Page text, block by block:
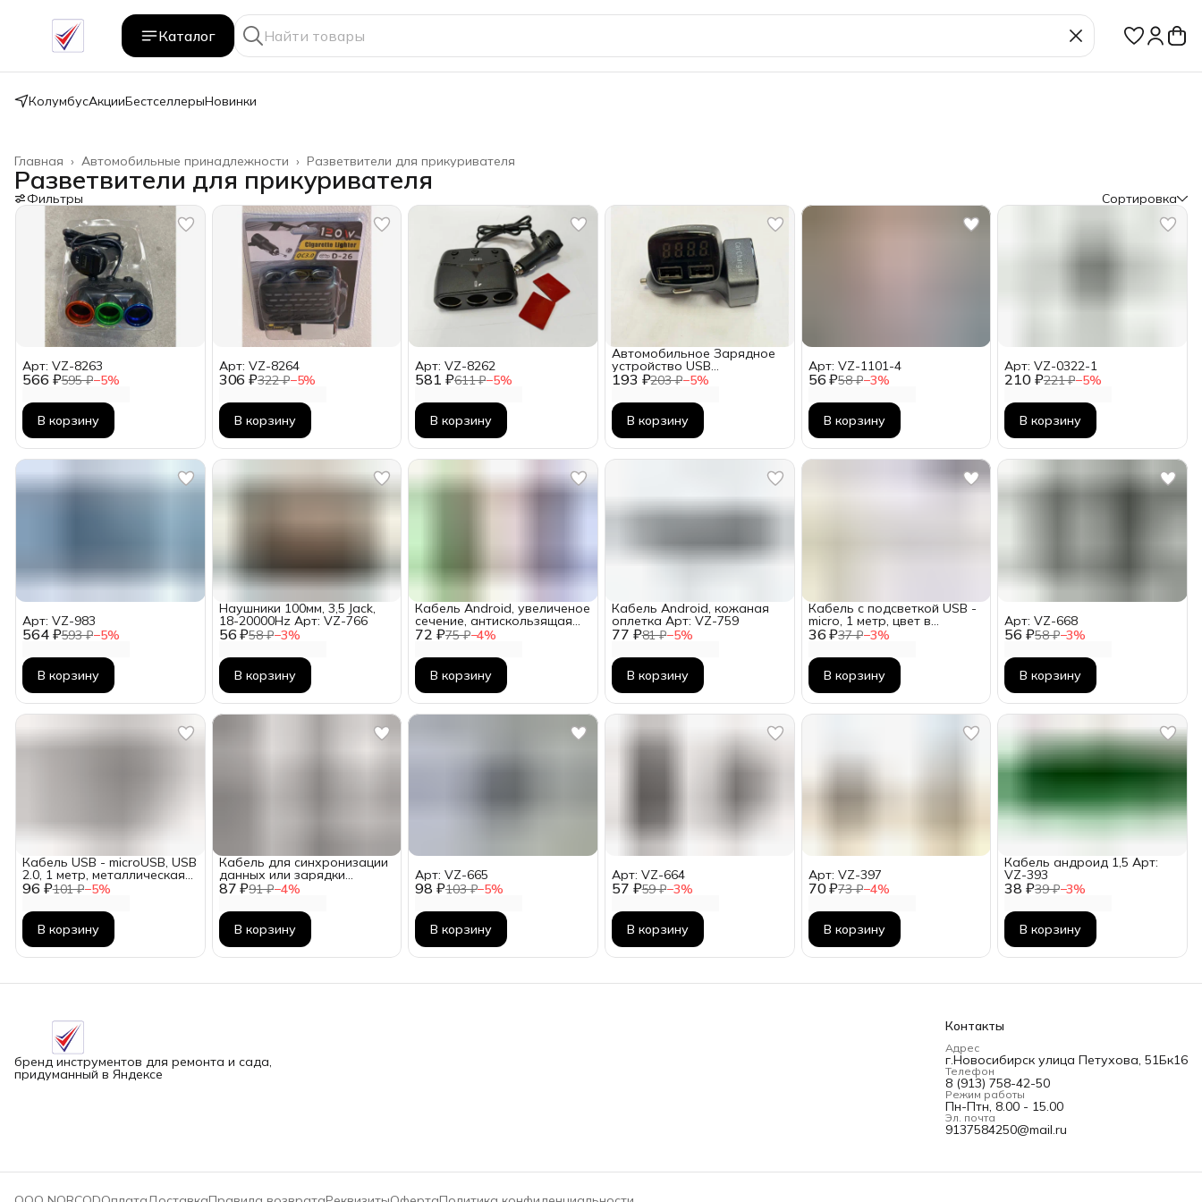
Каталог
КолумбусАкцииБестселлерыНовинки
Разветвители для прикуривателя
Автомобильные принадлежности ›
Главная ›
Разветвители для прикуривателя
Фильтры Сортировка
566 ₽595 ₽−5%
Арт: VZ-8263
В корзину
306 ₽322 ₽−5%
Арт: VZ-8264
В корзину
581 ₽611 ₽−5%
Арт: VZ-8262
В корзину
193 ₽203 ₽−5%
Автомобильное Зарядное
устройство USB
прикуривателя c
В корзину
56 ₽58 ₽−3%
Арт: VZ-1101-4
В корзину
210 ₽221 ₽−5%
Арт: VZ-0322-1
В корзину
564 ₽593 ₽−5%
Арт: VZ-983
В корзину
56 ₽58 ₽−3%
Наушники 100мм, 3,5 Jack,
18-20000Hz Арт: VZ-766
В корзину
72 ₽75 ₽−4%
Кабель Android, увеличеное
сечение, антискользящая
оплётка, штекер
В корзину
77 ₽81 ₽−5%
Кабель Android, кожаная
оплетка Арт: VZ-759
В корзину
36 ₽37 ₽−3%
Кабель с подсветкой USB -
micro, 1 метр, цвет в
ассортименте Арт: VZ-419-1
В корзину
56 ₽58 ₽−3%
Арт: VZ-668
В корзину
96 ₽101 ₽−5%
Кабель USB - microUSB, USB
2.0, 1 метр, металлическая
оплетка Арт: VZ-667
В корзину
87 ₽91 ₽−4%
Кабель для синхронизации
данных или зарядки
устройств Apple, до 2.4A
В корзину
98 ₽103 ₽−5%
Арт: VZ-665
В корзину
57 ₽59 ₽−3%
Арт: VZ-664
В корзину
70 ₽73 ₽−4%
Арт: VZ-397
В корзину
38 ₽39 ₽−3%
Кабель андроид 1,5 Арт:
VZ-393
В корзину
бренд инструментов для ремонта и сада,
придуманный в Яндексе
Контакты
Адрес
г.Новосибирск улица Петухова, 51Бк16
Телефон
8 (913) 758-42-50
Режим работы
Пн-Птн, 8.00 - 15.00
Эл. почта
9137584250@mail.ru